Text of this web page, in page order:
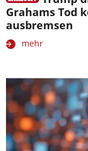
Grahams Tod
ausbremsen
mehr